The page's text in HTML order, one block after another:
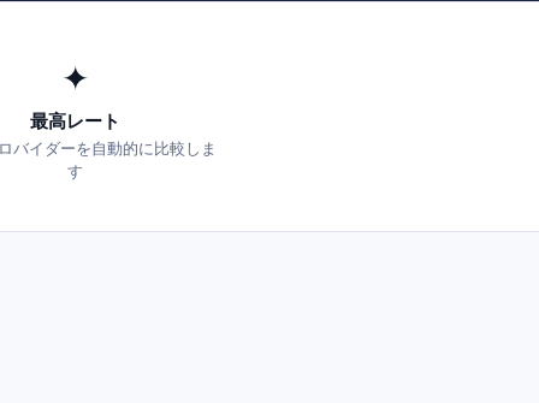
✦
最高レート
バイダーを自動的に比較しま
す